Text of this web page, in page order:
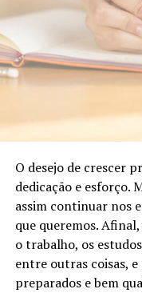
O desejo de crescer
dedicação e esforço.
assim continuar nos
que queremos.
o trabalho, os
entre outras coisas,
preparados e bem